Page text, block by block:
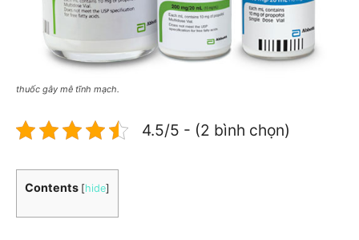
thuốc gây mê tĩnh mạch.
4.5/5 - (2 bình chọn)
Contents [hide]